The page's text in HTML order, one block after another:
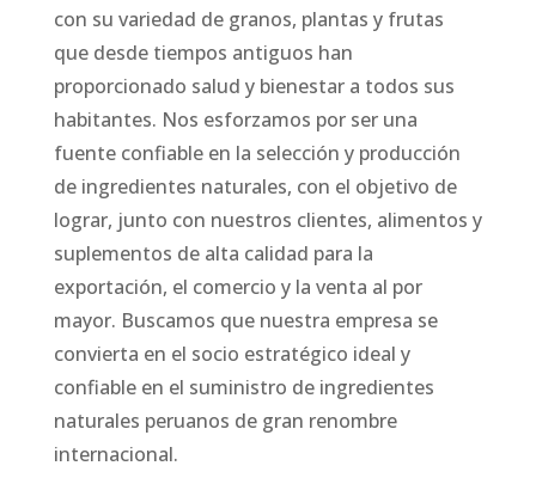
con su variedad de granos, plantas y frutas
que desde tiempos antiguos han
proporcionado salud y bienestar a todos sus
habitantes. Nos esforzamos por ser una
fuente confiable en la selección y producción
de ingredientes naturales, con el objetivo de
lograr, junto con nuestros clientes, alimentos y
suplementos de alta calidad para la
exportación, el comercio y la venta al por
mayor. Buscamos que nuestra empresa se
convierta en el socio estratégico ideal y
confiable en el suministro de ingredientes
naturales peruanos de gran renombre
internacional.